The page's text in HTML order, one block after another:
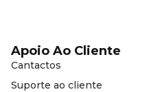
Apoio Ao Cliente
Cantactos
Suporte ao cliente